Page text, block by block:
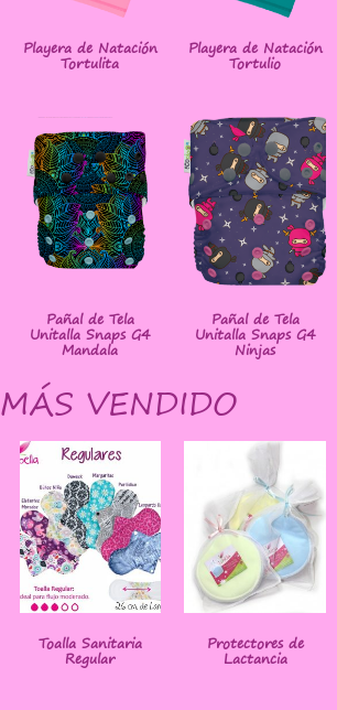
Playera de Natación
Tortulita
Playera de Natación
Tortulio
Pañal de Tela
Unitalla Snaps G4
Mandala
Pañal de Tela
Unitalla Snaps G4
Ninjas
VENDIDO
Toalla Sanitaria
Regular
Protectores de
Lactancia